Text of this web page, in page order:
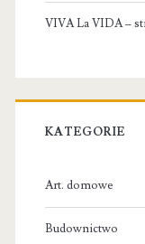
VIVA La VIDA –
KATEGORIE
Art. domowe
Budownictwo